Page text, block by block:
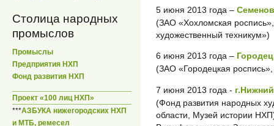
Столица народных
промыслов
Промыслы
Предприятия НХП
Фонд развития НХП
Проект «100 лиц НХП»
***АЗБУКА нижегородских НХП
и МТБ, ремесел
5 июня 2013 года –
(ЗАО «Хохломская
художественный техникум»)
6 июня 2013 года –
(ЗАО «Городецкая
7 июня 2013 года -
(Фонд развития народных
области, Музей истории